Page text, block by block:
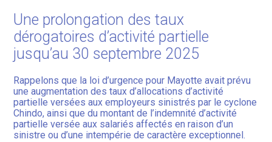
Une prolongation des taux
dérogatoires d’activité partielle
jusqu’au 30 septembre 2025
Rappelons que la loi d’urgence pour Mayotte avait prévu
une augmentation des taux d’allocations d’activité
partielle versées aux employeurs sinistrés par le cyclone
Chindo, ainsi que du montant de l’indemnité d’activité
partielle versée aux salariés affectés en raison d’un
sinistre ou d’une intempérie de caractère exceptionnel.